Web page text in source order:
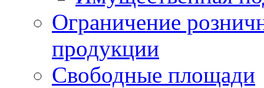
Ограничение
продукции
Свободные площади